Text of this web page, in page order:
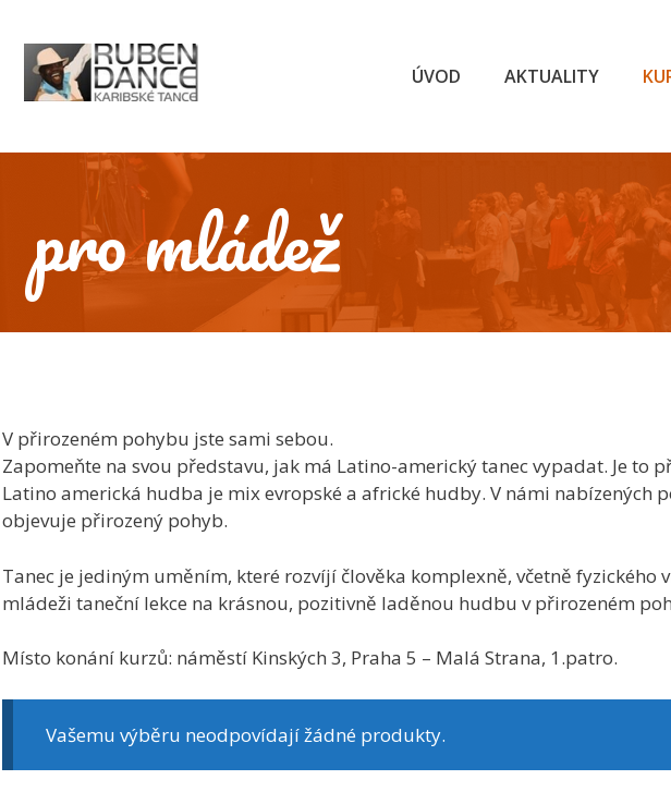
obsah
ÚVOD AKTUALITY
pro mládež
V přirozeném pohybu jste sami sebou.
Zapomeňte na svou představu, jak má Latino-americký tanec vypadat. Je to
Latino americká hudba je mix evropské a africké hudby. V námi nabízených
objevuje přirozený pohyb.
Tanec je jediným uměním, které rozvíjí člověka komplexně, včetně
mládeži taneční lekce na krásnou, pozitivně laděnou hudbu v přirozeném
Místo konání kurzů: náměstí Kinských 3, Praha 5 – Malá Strana, 1.patro.
Vašemu výběru neodpovídají žádné produkty.